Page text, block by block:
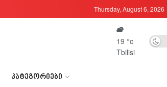
Thursday, August 6, 2026
19 °c
Tbilisi
ᲙᲐᲢᲔᲒᲝᲠᲘᲔᲑᲘ